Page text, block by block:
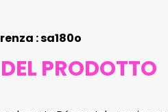
: sa180o
PRODOTTO